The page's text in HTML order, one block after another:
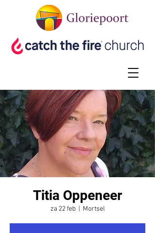
Titia Oppeneer
za 22 feb
  |
Mortsel